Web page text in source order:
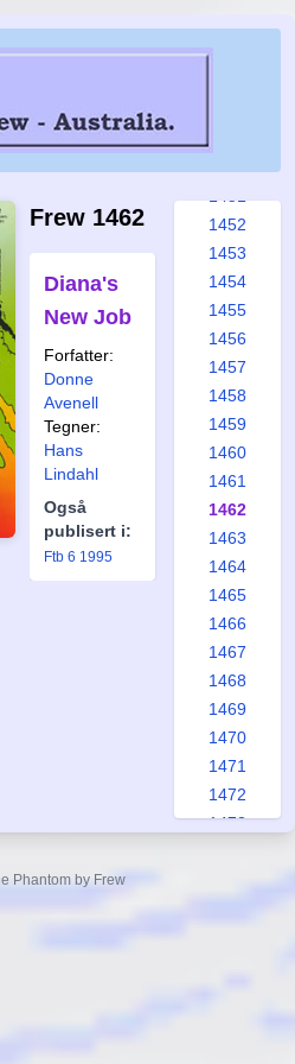
Frew 1462
Diana's
New Job
Forfatter:
Donne
Avenell
Tegner:
Hans
Lindahl
Også
publisert i:
Ftb 6 1995
1445
1446
1452
1453
1454
1455
1456
1457
1458
1459
1460
1461
1462
1463
1464
1465
1466
1467
1468
1469
1470
1471
1472
1473
Phantom by Frew